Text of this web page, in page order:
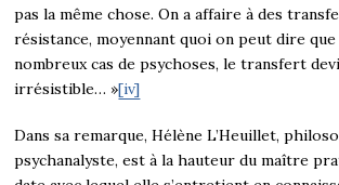
pas la même chose. On a affaire à des
résistance, moyennant quoi on peut dire que
nombreux cas de psychoses, le transfert
irrésistible… »[iv]
Dans sa remarque, Hélène L’Heuillet,
psychanalyste, est à la hauteur du maître